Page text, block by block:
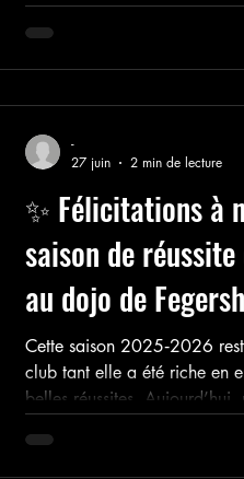
ateliers d’initiation à l’aïkido
✨ Félicitations à
saison de
au dojo de
Cette saison 2025‑2026
club tant elle a été riche en
belles réussites. Aujourd’hui,
nouvelle étape dans leur
-
27 juin
2 min de lecture